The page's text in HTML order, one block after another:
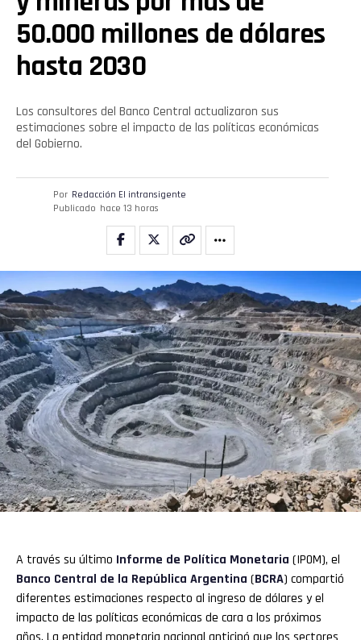
50.000 millones de dólares
hasta 2030
Los consultores del Banco Central actualizaron sus
estimaciones sobre el impacto de las políticas económicas
del Gobierno.
Por Redacción El intransigente
Publicado hace 13 horas
A través su último Informe de Política Monetaria (IPOM), el
Banco Central de la República Argentina (BCRA) compartió
diferentes estimaciones respecto al ingreso de dólares y el
impacto de las políticas económicas de cara a los próximos